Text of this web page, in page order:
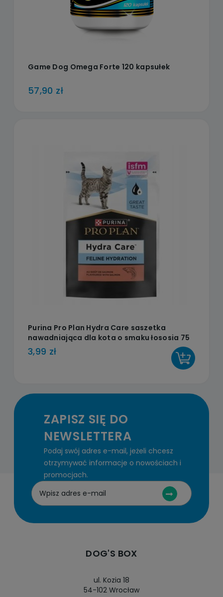
Game Dog Omega Forte 120 kapsułek
57,90 zł
Purina Pro Plan Hydra Care saszetka
nawadniająca dla kota o smaku łososia 75
g
3,99 zł
ZAPISZ SIĘ DO
NEWSLETTERA
Podaj swój adres e-mail, jeżeli chcesz
otrzymywać informacje o nowościach i
promocjach.
DOG'S BOX
ul. Kozia 18
54-102 Wrocław